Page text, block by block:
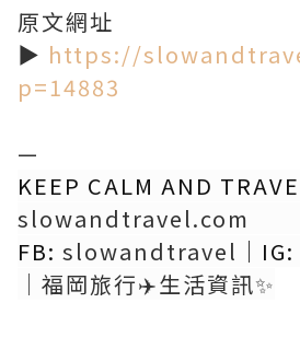
原文網址
▶︎ https://
p=14883
—
KEEP CALM AND
slowandtravel.com
FB:slowandtravel ｜IG:
｜福岡旅行✈️生活資訊✨